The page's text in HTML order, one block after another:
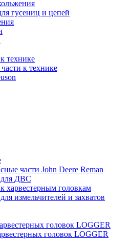
гусениц и цепей
технике
к технике
части John Deere Reman
для ДВС
харвестерным головкам
измельчителей и захватов
головок LOGGER
головок LOGGER